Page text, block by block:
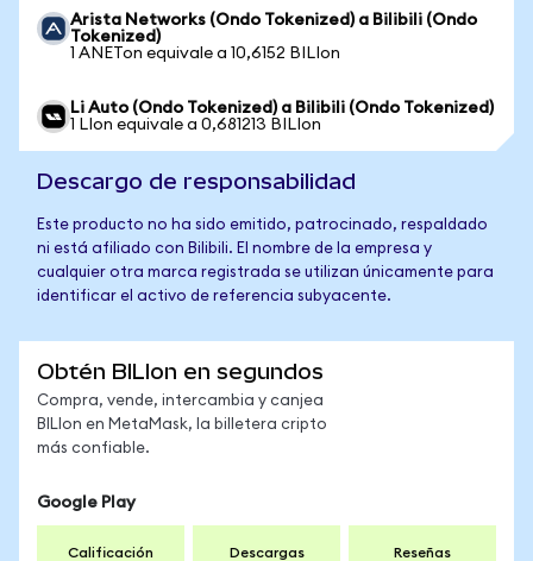
Arista Networks (Ondo Tokenized) a Bilibili (Ondo
Tokenized)
1 ANETon equivale a 10,6152 BILIon
Li Auto (Ondo Tokenized) a Bilibili (Ondo Tokenized)
1 LIon equivale a 0,681213 BILIon
Descargo de responsabilidad
Este producto no ha sido emitido, patrocinado, respaldado
ni está afiliado con Bilibili. El nombre de la empresa y
cualquier otra marca registrada se utilizan únicamente para
identificar el activo de referencia subyacente.
Obtén BILIon en segundos
Compra, vende, intercambia y canjea
BILIon en MetaMask, la billetera cripto
más confiable.
Google Play
Calificación Descargas Reseñas